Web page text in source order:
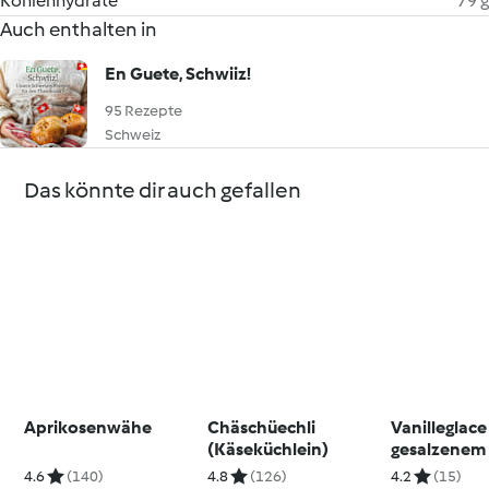
Auch enthalten in
En Guete, Schwiiz!
95 Rezepte
Schweiz
Das könnte dir auch gefallen
Aprikosenwähe
4.6 (140)
Chäschüechli
(Käseküchlein)
4.8 (126) 4.2 (15)